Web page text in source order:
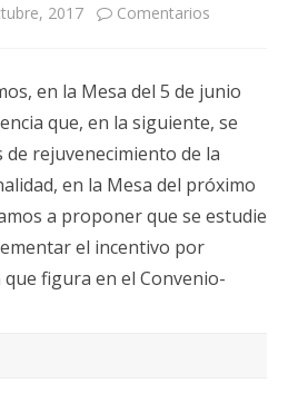
2017 Comentarios
en la Mesa del 5 de junio
que, en la siguiente, se
rejuvenecimiento de la
en la Mesa del próximo
a proponer que se estudie
el incentivo por
figura en el Convenio-